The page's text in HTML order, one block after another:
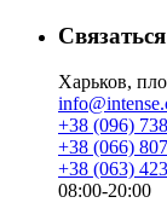
Харьков,
+38 (096)
+38 (066)
+38 (063)
08:00-20:00